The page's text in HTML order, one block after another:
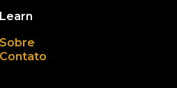
Learn
Sobre
Contato